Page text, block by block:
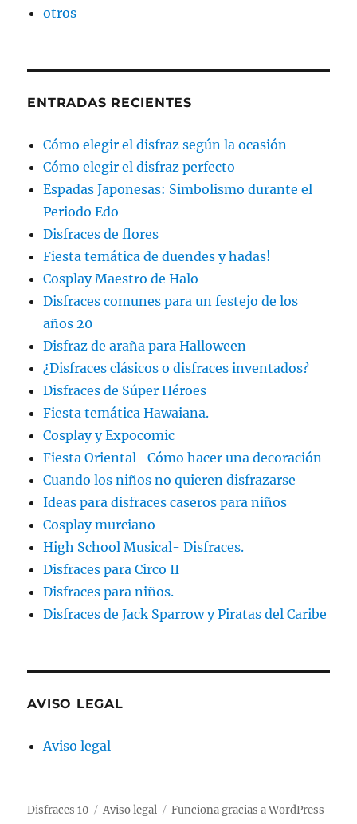
otros
ENTRADAS RECIENTES
Cómo elegir el disfraz según la ocasión
Cómo elegir el disfraz perfecto
Espadas Japonesas: Simbolismo durante el
Periodo Edo
Disfraces de flores
Fiesta temática de duendes y hadas!
Cosplay Maestro de Halo
Disfraces comunes para un festejo de los
años 20
Disfraz de araña para Halloween
¿Disfraces clásicos o disfraces inventados?
Disfraces de Súper Héroes
Fiesta temática Hawaiana.
Cosplay y Expocomic
Fiesta Oriental- Cómo hacer una decoración
Cuando los niños no quieren disfrazarse
Ideas para disfraces caseros para niños
Cosplay murciano
High School Musical- Disfraces.
Disfraces para Circo II
Disfraces para niños.
Disfraces de Jack Sparrow y Piratas del Caribe
AVISO LEGAL
Aviso legal
Disfraces 10 Aviso legal Funciona gracias a WordPress